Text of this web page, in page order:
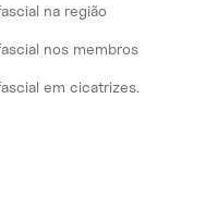
na região
nos membros
em cicatrizes.